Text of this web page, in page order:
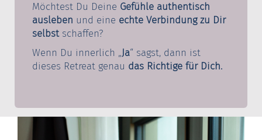
Möchtest Du Deine Gefühle authentisch
ausleben und eine echte Verbindung zu Dir
selbstschaffen?
Wenn Du innerlich „Ja“ sagst, dann ist
dieses Retreat genau das Richtige für Dich.